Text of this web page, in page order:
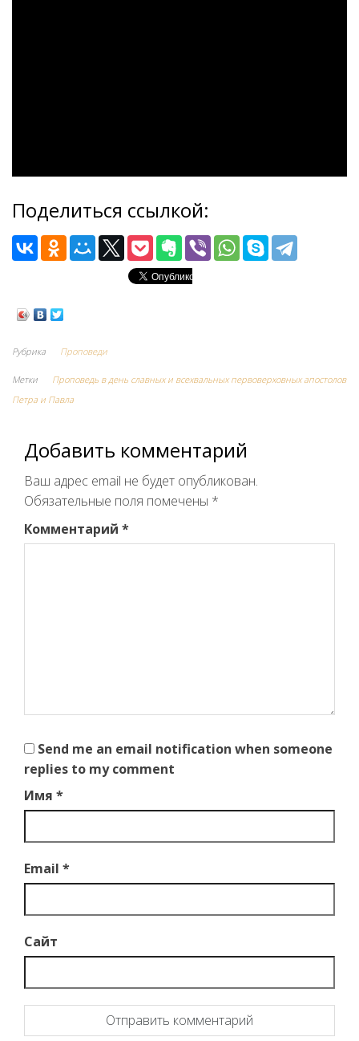
Поделиться ссылкой:
Рубрика Проповеди
Метки
Проповедь в день славных и всехвальных первоверховных апостолов
Петра и Павла
Добавить комментарий
Ваш адрес email не будет опубликован.
Обязательные поля помечены *
Комментарий *
Send me an email notification when someone
replies to my comment
Имя *
Email *
Сайт